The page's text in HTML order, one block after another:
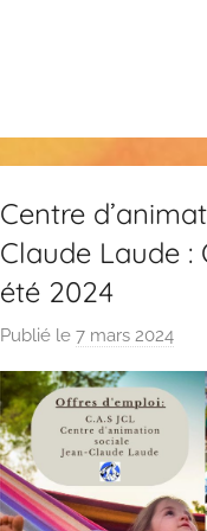
Centre
Claude Laude :
été 2024
Publié le7 mars 2024
a
r
r